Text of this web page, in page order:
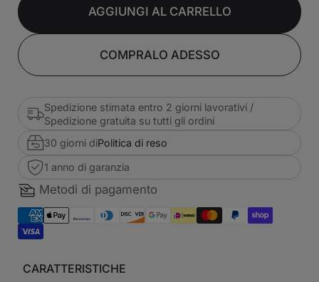
AGGIUNGI AL CARRELLO
COMPRALO ADESSO
Spedizione stimata entro 2 giorni lavorativi /
Spedizione gratuita su tutti gli ordini
30 giorni diPolitica di reso
1 anno di garanzia
Metodi di pagamento
CARATTERISTICHE